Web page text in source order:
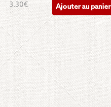
3.30€ Ajouter au panier